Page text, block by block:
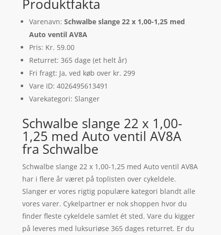
Produktfakta
Varenavn: Schwalbe slange 22 x 1,00-1,25 med
Auto ventil AV8A
Pris: Kr. 59.00
Returret: 365 dage (et helt år)
Fri fragt: Ja, ved køb over kr. 299
Vare ID: 4026495613491
Varekategori: Slanger
Schwalbe slange 22 x 1,00-
1,25 med Auto ventil AV8A
fra Schwalbe
Schwalbe slange 22 x 1,00-1,25 med Auto ventil AV8A
har i flere år været på toplisten over cykeldele.
Slanger er vores rigtig populære kategori blandt alle
vores varer. Cykelpartner er nok shoppen hvor du
finder fleste cykeldele samlet ét sted. Vare du kigger
på leveres med luksuriøse 365 dages returret. Er du